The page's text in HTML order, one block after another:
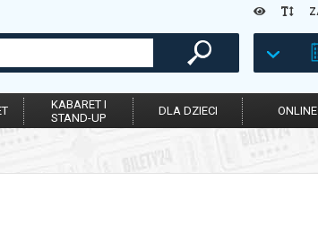
KABARET I
STAND-UP
DLA DZIECI ONLINE